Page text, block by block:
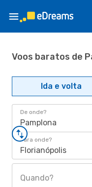
Voos baratos de
Ida e volta
De onde?
Pamplona
Para onde?
Florianópolis
Quando?